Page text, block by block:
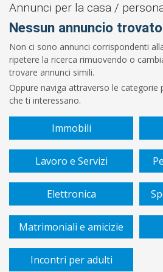
A
€
Sottocategoria
Cerca
Annunci per la casa /
Nessun annuncio trovato
Non ci sono annunci corrispondenti
ripetere la ricerca rimuovendo o
trovare annunci simili.
Oppure naviga attraverso le categorie
che ti interessano.
Immobili
Lavoro e Servizi
Elettronica
Matrimoniali e amicizie
Incontri per adulti